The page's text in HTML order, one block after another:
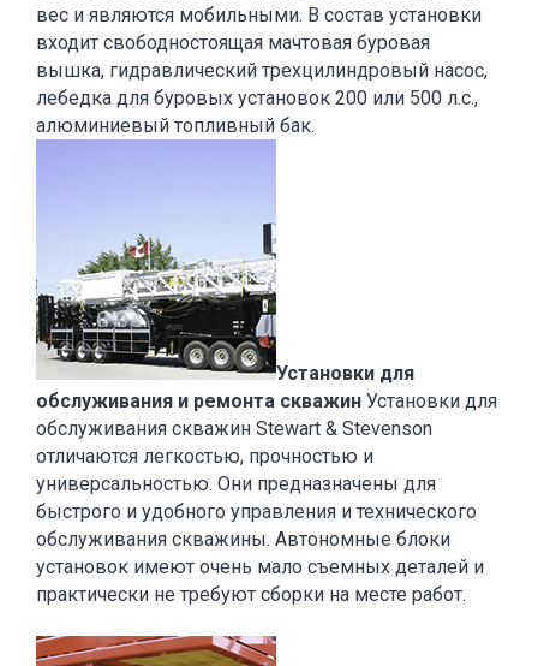
вес и являются мобильными. В состав установки
входит свободностоящая мачтовая буровая
вышка, гидравлический трехцилиндровый насос,
лебедка для буровых установок 200 или 500 л.с.,
алюминиевый топливный бак.
Установки для
обслуживания и ремонта скважин Установки для
обслуживания скважин Stewart & Stevenson
отличаются легкостью, прочностью и
универсальностью. Они предназначены для
быстрого и удобного управления и технического
обслуживания скважины. Автономные блоки
установок имеют очень мало съемных деталей и
практически не требуют сборки на месте работ.